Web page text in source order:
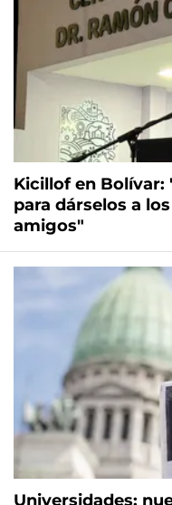
Kicillof en Bolívar:
para dárselos a
amigos"
Universidades: